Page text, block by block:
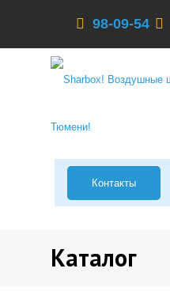
98-09-54
Контакты
Каталог